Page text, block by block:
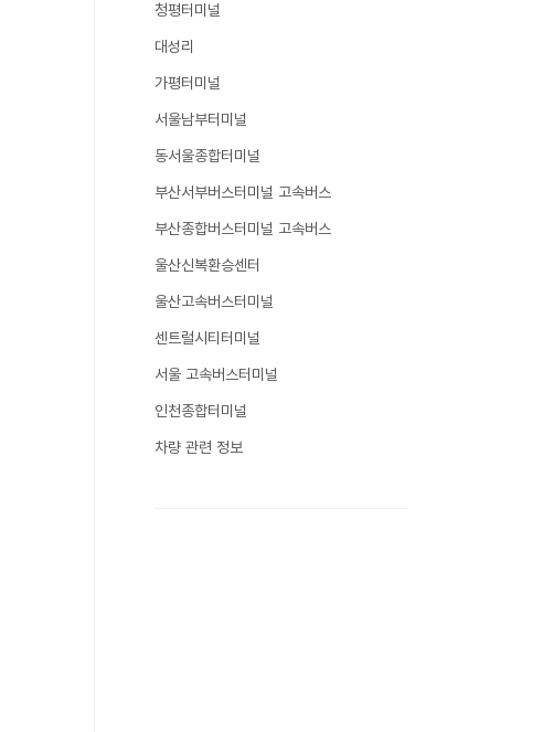
청평터미널
대성리
가평터미널
서울남부터미널
동서울종합터미널
부산서부버스터미널 고속버스
부산종합버스터미널 고속버스
울산신복환승센터
울산고속버스터미널
센트럴시티터미널
서울 고속버스터미널
인천종합터미널
차량 관련 정보